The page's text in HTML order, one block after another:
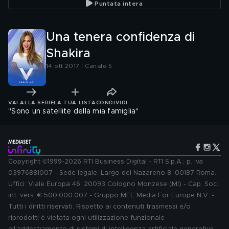
Puntata intera
Una tenera confidenza di
Shakira
14 ott 2017 | Canale 5
VAI ALLA SERIE LA TUA LISTA CONDIVIDI
"Sono un satellite della mia famiglia"
Copyright ©1999-2026 RTI Business Digital - RTI S.p.A.: p. iva
03976881007 - Sede legale: Largo del Nazareno 8, 00187 Roma.
Uffici: Viale Europa 46, 20093 Cologno Monzese (MI) - Cap. Soc.
int. vers. € 500.000.007 - Gruppo MFE Media For Europe N.V. -
Tutti i diritti riservati. Rispetto ai contenuti trasmessi e/o
riprodotti è vietata ogni utilizzazione funzionale